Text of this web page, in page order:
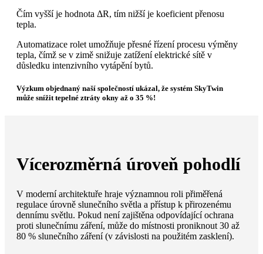
Čím vyšší je hodnota ΔR, tím nižší je koeficient přenosu
tepla.
Automatizace rolet umožňuje přesné řízení procesu výměny
tepla, čímž se v zimě snižuje zatížení elektrické sítě v
důsledku intenzivního vytápění bytů.
Výzkum objednaný naší společností ukázal, že systém SkyTwin
může snížit tepelné ztráty okny až o 35 %!
Vícerozměrná úroveň pohodlí
V moderní architektuře hraje významnou roli přiměřená
regulace úrovně slunečního světla a přístup k přirozenému
dennímu světlu. Pokud není zajištěna odpovídající ochrana
proti slunečnímu záření, může do místnosti proniknout 30 až
80 % slunečního záření (v závislosti na použitém zasklení).